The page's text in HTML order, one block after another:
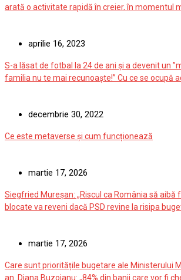
arată o activitate rapidă în creier, în momentul
aprilie 16, 2023
S-a lăsat de fotbal la 24 de ani și a devenit un
familia nu te mai recunoaște!” Cu ce se ocupă
decembrie 30, 2022
Ce este metaverse și cum funcționează
martie 17, 2026
Siegfried Mureșan: „Riscul ca România să aibă
blocate va reveni dacă PSD revine la risipa
martie 17, 2026
Care sunt prioritățile bugetare ale Ministerului
an. Diana Buzoianu: „84% din banii care vor fi